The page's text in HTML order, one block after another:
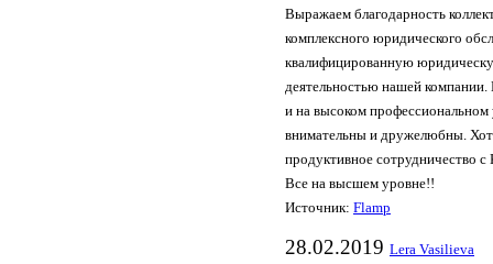
Выражаем благодарность
комплексного юридического
квалифицированную
деятельностью нашей компании.
и на высоком
внимательны и дружелюбны.
продуктивное сотрудничество
Все на высшем уровне!!
Источник: Flamp
28.02.2019 Lera Vasilieva